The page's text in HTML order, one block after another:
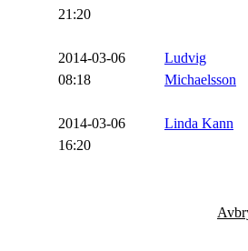
21:20
2014-03-06
08:18
Ludvig
Michaelsson
2014-03-06
16:20
Linda Kann